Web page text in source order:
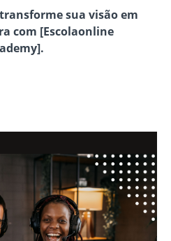
sua visão em
com [Escolaonline